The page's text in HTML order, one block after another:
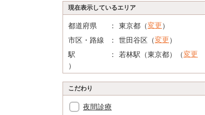
現在表示しているエリア
都道府県 東京都（変更）
市区・路線
世田谷区（変更）
駅
若林駅（東京都）（変更
）
こだわり
夜間診療